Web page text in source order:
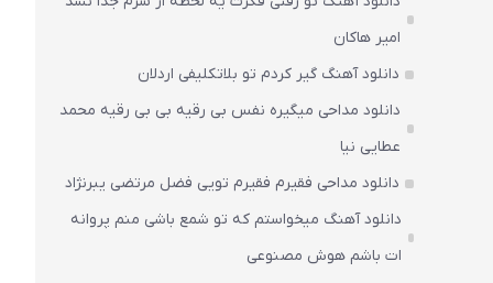
امیر هاکان
دانلود آهنگ گیر کردم تو بلاتکلیفی اردلان
دانلود مداحی میگیره نفس بی رقیه بی بی رقیه محمد
عطایی نیا
دانلود مداحی فقیرم فقیرم تویی فضل مرتضی یبرنژاد
دانلود آهنگ میخواستم که تو شمع باشی منم پروانه
ات باشم هوش مصنوعی